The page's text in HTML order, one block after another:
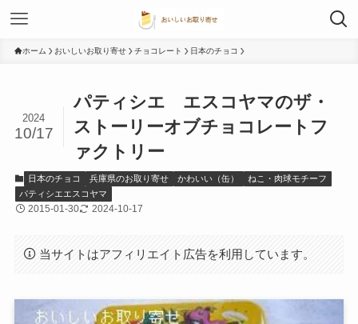
ホーム おいしいお取り寄せ チョコレート 日本のチョコ
パティシエ エスコヤマのザ・
ストーリーオブチョコレートフ
ァクトリー
2024
10/17
日本のチョコ 兵庫県のお取り寄せ かわいい（缶）
ねこ・肉球モチーフ
パティシエエスコヤマ
2015-01-30 2024-10-17
当サイトはアフィリエイト広告を利用しています。